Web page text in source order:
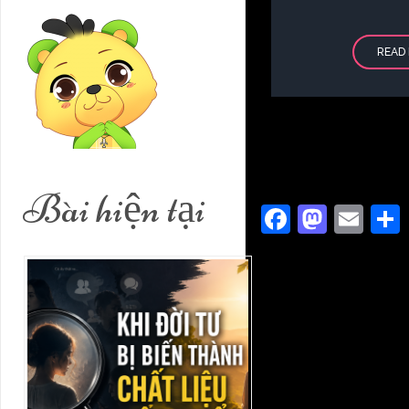
READ
Facebook
Bài hiện tại